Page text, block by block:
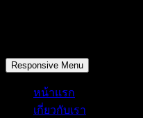
Responsive Menu
หน้าแรก
เกี่ยวกับเรา